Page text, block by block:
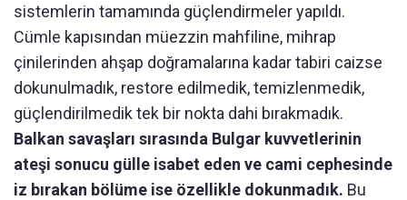
sistemlerin tamamında güçlendirmeler yapıldı.
Cümle kapısından müezzin mahfiline, mihrap
çinilerinden ahşap doğramalarına kadar tabiri caizse
dokunulmadık, restore edilmedik, temizlenmedik,
güçlendirilmedik tek bir nokta dahi bırakmadık.
Balkan savaşları sırasında Bulgar kuvvetlerinin
ateşi sonucu gülle isabet eden ve cami cephesinde
iz bırakan bölüme ise özellikle dokunmadık. Bu